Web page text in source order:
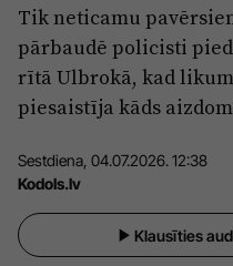
Politika
Pašvaldības
Izglītība
Veselība
Ģimene
Vide
Tik neticamu
pārbaudē policisti
rītā Ulbrokā, kad
piesaistīja kāds
Sestdiena, 04.07.2026. 12:38
Kodols.lv
Klausīties